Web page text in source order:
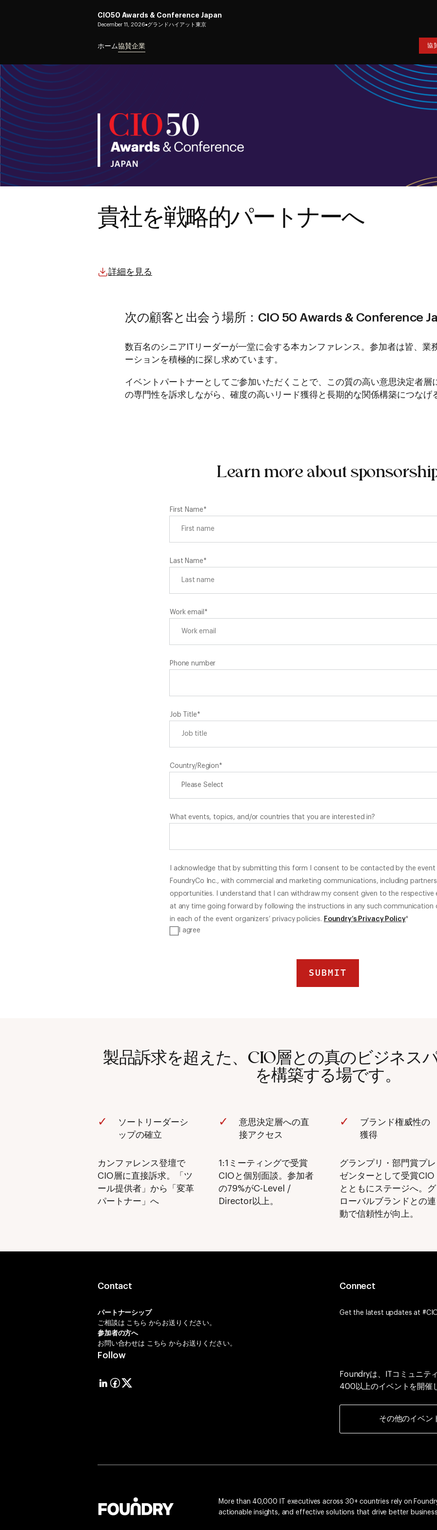
CIO50 Awards & Conference Japan
December 11, 2026 グランドハイアット東京
ホーム協賛企業 協
貴社を戦略的パートナーへ
詳細を見る
次の顧客と出会う場所：CIO 50 Awards & Conference
数百名のシニアITリーダーが一堂に会する本カンファレンス。参加者は皆、業
ーションを積極的に探し求めています。
イベントパートナーとしてご参加いただくことで、この質の高い意思決定者層
の専門性を訴求しながら、確度の高いリード獲得と長期的な関係構築につなげ
Learn more about
First Name*
Last Name*
Work email *
Phone number
Job Title*
Country/Region*
What events, topics, and/or countries that you are interested in?
I acknowledge that by submitting this form I consent to be contacted by the event
FoundryCo Inc., with commercial and marketing communications, including
opportunities. I understand that I can withdraw my consent given to the respective
at any time going forward by following the instructions in any such communication
in each of the event organizers’ privacy policies. Foundry’s Privacy Policy*
I agree
製品訴求を超えた、CIO層との真のビジネス
を構築する場です。
ソートリーダーシ
ップの確立
カンファレンス登壇で
CIO層に直接訴求。「ツ
ール提供者」から「変革
パートナー」へ
意思決定層への直
接アクセス
1:1ミーティングで受賞
CIOと個別面談。参加者
の79%がC-Level /
Director以上。
ブランド権威性の
獲得
グランプリ・部門賞プレ
ゼンターとして受賞CIO
とともにステージへ。グ
ローバルブランドとの連
動で信頼性が向上。
Contact
パートナーシップ
ご相談は こちら からお送りください。
参加者の方へ
お問い合わせは こちら からお送りください。
Connect
Get the latest updates at
Follow
Foundryは、ITコミュニテ
400以上のイベントを開催
その他のイベン
More than 40,000 IT executives across 30+ countries rely on
actionable insights, and effective solutions that drive better